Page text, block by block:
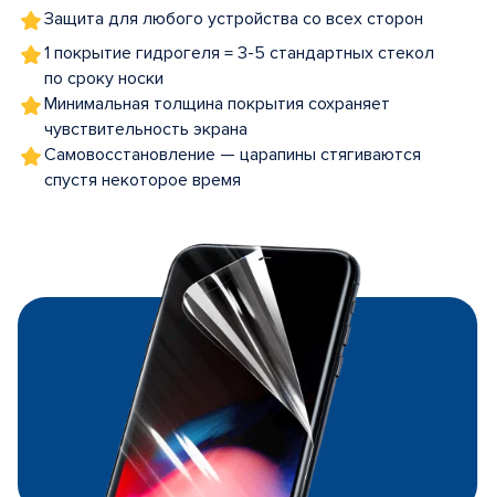
Защита для любого устройства со всех сторон
1 покрытие гидрогеля = 3-5 стандартных стекол
по сроку носки
Минимальная толщина покрытия сохраняет
чувствительность экрана
Самовосстановление — царапины стягиваются
спустя некоторое время